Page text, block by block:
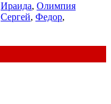
Ираида, Олимпия
Сергей, Федор,